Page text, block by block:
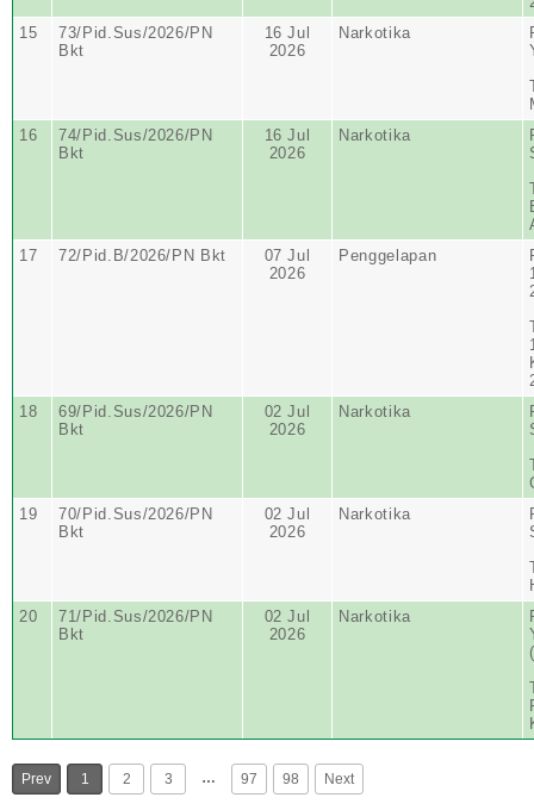
15
73/Pid.Sus/2026/PN
Bkt
16 Jul
2026
Narkotika
16
74/Pid.Sus/2026/PN
Bkt
16 Jul
2026
Narkotika
17
72/Pid.B/2026/PN Bkt
07 Jul
2026
Penggelapan
18
69/Pid.Sus/2026/PN
Bkt
02 Jul
2026
Narkotika
19
70/Pid.Sus/2026/PN
Bkt
02 Jul
2026
Narkotika
20
71/Pid.Sus/2026/PN
Bkt
02 Jul
2026
Narkotika
Prev 1 2 3 … 97 98 Next